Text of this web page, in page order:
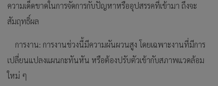
ความเด็ดขาดในการจัดการกับปัญหาหรืออุปสรรคที่เข้ามา ถึงจะ
สัมฤทธิ์ผล
การงาน: การงานช่วงนี้มีความผันผวนสูง โดยเฉพาะงานที่มีการ
เปลี่ยนแปลงแผนกะทันหัน หรือต้องปรับตัวเข้ากับสภาพแวดล้อม
ใหม่ ๆ